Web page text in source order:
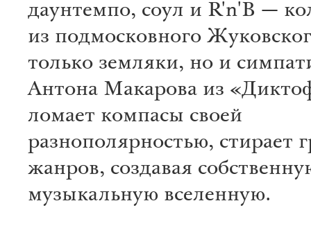
даунтемпо, соул и R'n'B —
из подмосковного
только земляки, но и
Антона Макарова из
ломает компасы своей
разнополярностью, стирает
жанров, создавая
музыкальную вселенную.